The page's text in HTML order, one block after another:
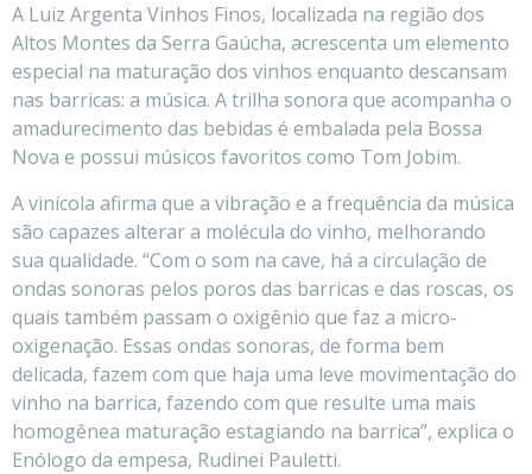
A Luiz Argenta Vinhos Finos, localizada na região dos
Altos Montes da Serra Gaúcha, acrescenta um elemento
especial na maturação dos vinhos enquanto descansam
nas barricas: a música. A trilha sonora que acompanha o
amadurecimento das bebidas é embalada pela Bossa
Nova e possui músicos favoritos como Tom Jobim.
A vinícola afirma que a vibração e a frequência da música
são capazes alterar a molécula do vinho, melhorando
sua qualidade. “Com o som na cave, há a circulação de
ondas sonoras pelos poros das barricas e das roscas, os
quais também passam o oxigênio que faz a micro-
oxigenação. Essas ondas sonoras, de forma bem
delicada, fazem com que haja uma leve movimentação do
vinho na barrica, fazendo com que resulte uma mais
homogênea maturação estagiando na barrica”, explica o
Enólogo da empesa, Rudinei Pauletti.